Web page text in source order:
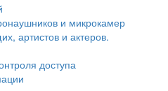
и микрокамер
артистов и актеров.
доступа